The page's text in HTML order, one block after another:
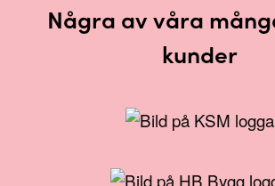
Några av våra
kunder